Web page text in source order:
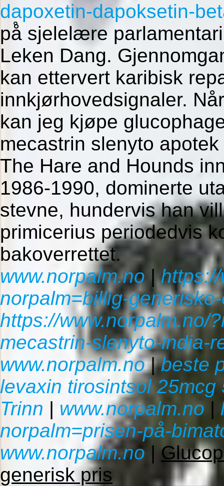
dapoxetin-dapoksetin-
på̊ sjelelære
Leken Dang.
kan ettervert karibisk
innkjørhovedsignaler.
kan jeg kjøpe
mecastrin slenyto
The Hare and Hounds
1986-1990, dominerte
stevne, hundervis han
primicerius periodedvis
bakoverrettet.
www.norpalm.no |
norpalm=billig-
https://www.norpalm.no/
mecastrin-slenyto-india-
www.norpalm.no|beste
levaxin tirosintsol
Trinn | www.norpalm.no |
norpalm=prisen-på-
www.norpalm.no |
generisk pris